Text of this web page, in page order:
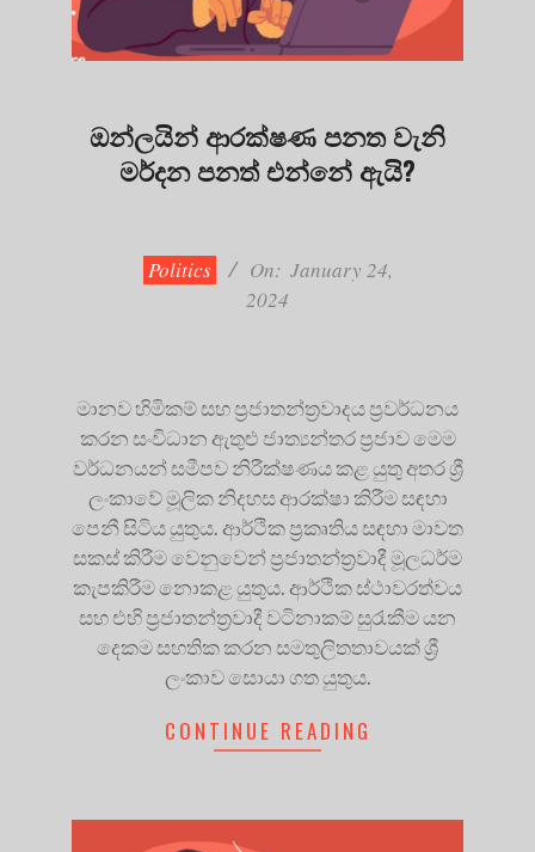
ඔන්ලයින් ආරක්ෂණ පනත වැනි
මර්දන පනත් එන්නේ ඇයි?
Politics On: January 24,
2024
මානව හිමිකම් සහ ප්‍රජාතන්ත්‍රවාදය ප්‍රවර්ධනය
කරන සංවිධාන ඇතුළු ජාත්‍යන්තර ප්‍රජාව මෙම
වර්ධනයන් සමීපව නිරීක්ෂණය කළ යුතු අතර ශ්‍රී
ලංකාවේ මූලික නිදහස ආරක්ෂා කිරීම සඳහා
පෙනී සිටිය යුතුය. ආර්ථික ප‍්‍රකෘතිය සඳහා මාවත
සකස් කිරීම වෙනුවෙන් ප‍්‍රජාතන්ත‍්‍රවාදී මූලධර්ම
කැපකිරීම නොකළ යුතුය. ආර්ථික ස්ථාවරත්වය
සහ එහි ප‍්‍රජාතන්ත‍්‍රවාදී වටිනාකම් සුරැකීම යන
දෙකම සහතික කරන සමතුලිතතාවයක් ශ්‍රී
ලංකාව සොයා ගත යුතුය.
CONTINUE READING